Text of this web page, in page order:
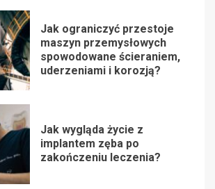
Jak ograniczyć przestoje
maszyn przemysłowych
spowodowane ścieraniem,
uderzeniami i korozją?
Jak wygląda życie z
implantem zęba po
zakończeniu leczenia?